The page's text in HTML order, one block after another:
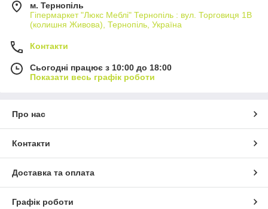
м. Тернопіль
Гіпермаркет "Люкс Меблі" Тернопіль : вул. Торговиця 1В
(колишня Живова), Тернопіль, Україна
Контакти
Сьогодні працює з 10:00 до 18:00
Показати весь графік роботи
Про нас
Контакти
Доставка та оплата
Графік роботи